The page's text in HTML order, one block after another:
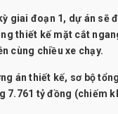
giai đoạn 1, dự án sẽ
thiết kế mặt cắt
cùng chiều xe chạy.
án thiết kế, sơ bộ
7.761 tỷ đồng (chiếm